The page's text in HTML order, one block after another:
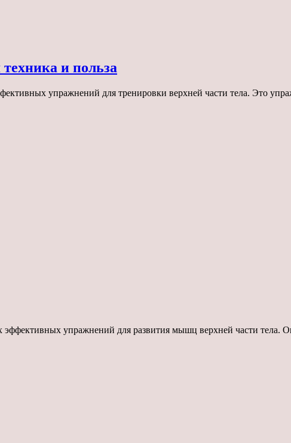
и польза
упражнений для тренировки верхней части тела. Это
упражнений для развития мышц верхней части тела.